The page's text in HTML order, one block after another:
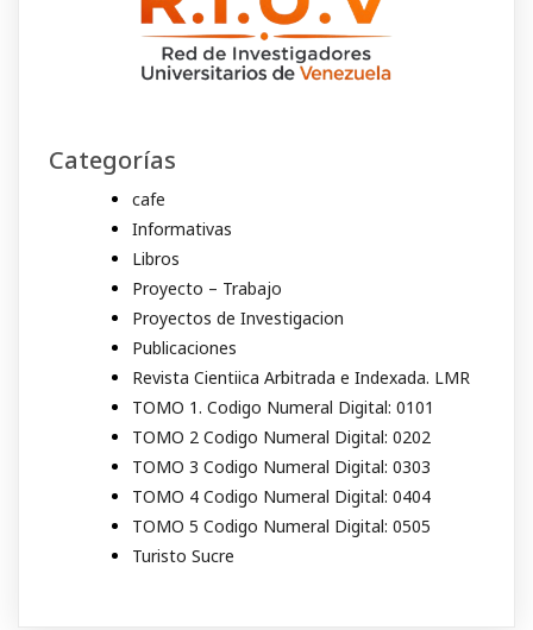
Categorías
cafe
Informativas
Libros
Proyecto – Trabajo
Proyectos de Investigacion
Publicaciones
Revista Cientiica Arbitrada e Indexada. LMR
TOMO 1. Codigo Numeral Digital: 0101
TOMO 2 Codigo Numeral Digital: 0202
TOMO 3 Codigo Numeral Digital: 0303
TOMO 4 Codigo Numeral Digital: 0404
TOMO 5 Codigo Numeral Digital: 0505
Turisto Sucre